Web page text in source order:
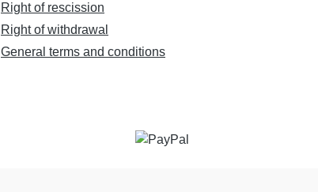
Right of rescission
Right of withdrawal
General terms and conditions